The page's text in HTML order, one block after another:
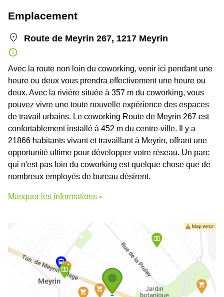
Emplacement
Route de Meyrin 267, 1217 Meyrin
Avec la route non loin du coworking, venir ici pendant une
heure ou deux vous prendra effectivement une heure ou
deux. Avec la rivière située à 357 m du coworking, vous
pouvez vivre une toute nouvelle expérience des espaces
de travail urbains. Le coworking Route de Meyrin 267 est
confortablement installé à 452 m du centre-ville. Il y a
21866 habitants vivant et travaillant à Meyrin, offrant une
opportunité ultime pour développer votre réseau. Un parc
qui n'est pas loin du coworking est quelque chose que de
nombreux employés de bureau désirent.
Masquer les informations